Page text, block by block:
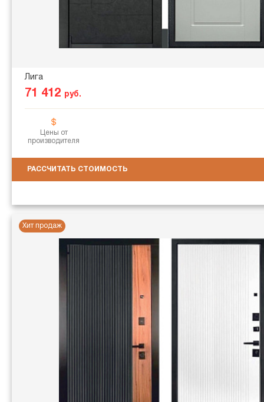
Лига
71 412 руб.
Цены от
производителя
РАССЧИТАТЬ СТОИМОСТЬ
Хит продаж